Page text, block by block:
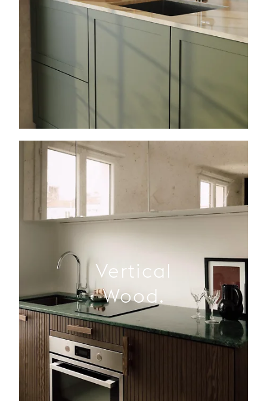
Vertical
Wood.